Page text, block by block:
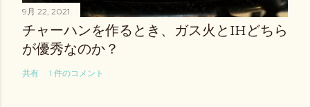
9月 22, 2021
チャーハンを作るとき、ガス火とIHどちら
が優秀なのか？
共有 1 件のコメント